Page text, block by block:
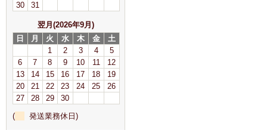
30
31
翌月(2026年9月)
日
月 火 水 木 金
土
1
2 3 4
5
6
7 8 9 10 11
12
13
14 15 16 17 18
19
20
21 22 23 24 25
26
27
28 29
30
(
発送業務休日)